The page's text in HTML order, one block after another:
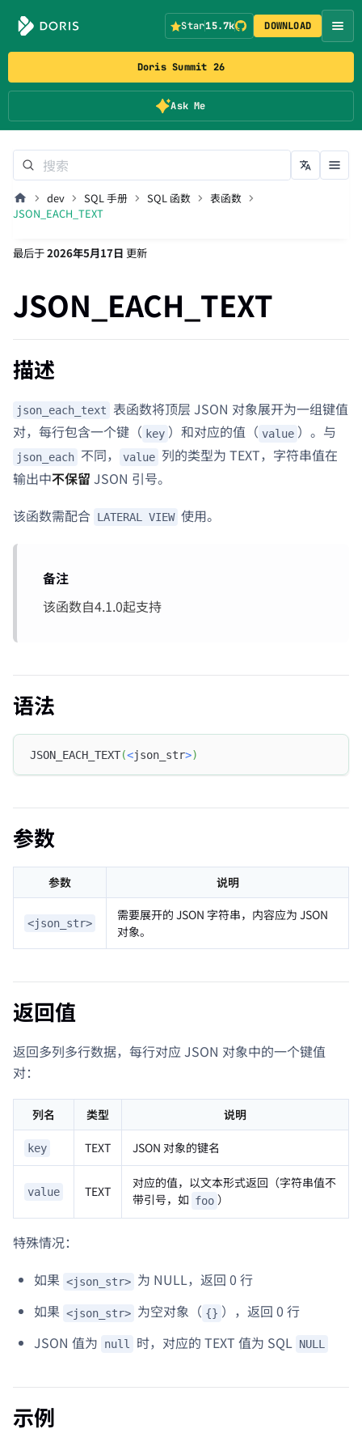
Doris Summit 26
Ask Me
Star15.7k DOWNLOAD
dev SQL 手册 SQL 函数
表函数
JSON_EACH_TEXT
最后于2026年5月17日 更新
JSON_EACH_TEXT
描述
json_each_text
表函数将顶层 JSON 对象展开为一组键值
对，每行包含一个键（ key ）和对应的值（ value ）。与
json_each 不同， value 列的类型为 TEXT，字符串值在
输出中不保留 JSON 引号。
该函数需配合 LATERAL VIEW 使用。
备注
该函数自4.1.0起支持
语法
JSON_EACH_TEXT(<json_str>)
参数
参数 说明
<json_str>
需要展开的 JSON 字符串，内容应为 JSON
对象。
返回值
返回多列多行数据，每行对应 JSON 对象中的一个键值
对：
列名 类型 说明
key TEXT JSON 对象的键名
value TEXT
对应的值，以文本形式返回（字符串值不
带引号，如 foo ）
特殊情况：
如果 <json_str> 为 NULL，返回 0 行
如果 <json_str> 为空对象（ {} ），返回 0 行
JSON 值为
null 时，对应的 TEXT 值为 SQL NULL
示例